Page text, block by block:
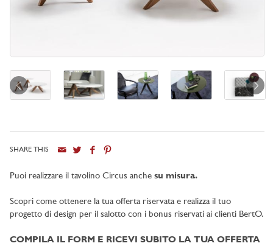
SHARE THIS
Puoi realizzare il tavolino Circus anche su misura.
Scopri come ottenere la tua offerta riservata e realizza il tuo
progetto di design per il salotto con i bonus riservati ai clienti BertO.
COMPILA IL FORM E RICEVI SUBITO LA TUA OFFERTA